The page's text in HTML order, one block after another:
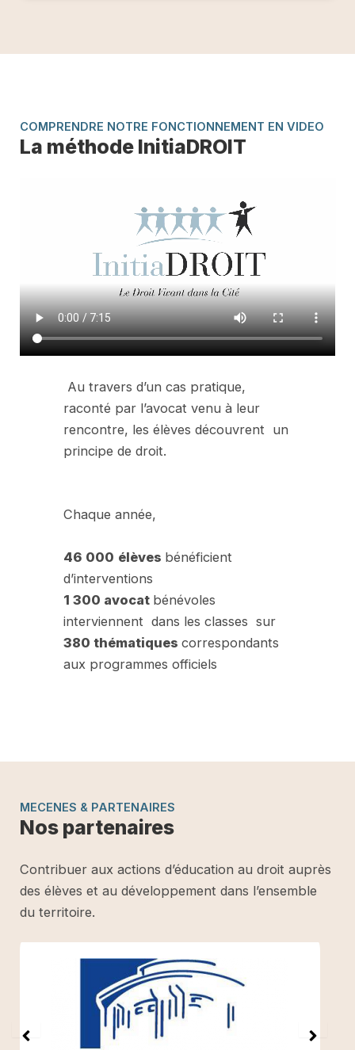
COMPRENDRE NOTRE FONCTIONNEMENT EN VIDEO
La méthode InitiaDROIT
Au travers d’un cas pratique,
raconté par l’avocat venu à leur
rencontre, les élèves découvrent un
principe de droit.
Chaque année,
46 000 élèves bénéficient
d’interventions
1 300 avocat bénévoles
interviennent dans les classes sur
380 thématiquescorrespondants
aux programmes officiels
MECENES & PARTENAIRES
Nos partenaires
Contribuer aux actions d’éducation au droit auprès
des élèves et au développement dans l’ensemble
du territoire.